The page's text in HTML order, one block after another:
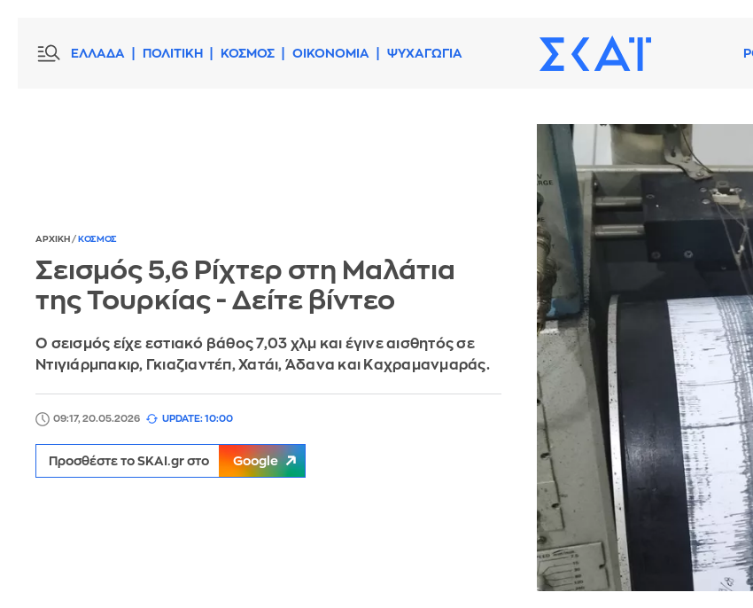
ΕΛΛΑΔΑ ΠΟΛΙΤΙΚΗ ΚΟΣΜΟΣ ΟΙΚΟΝΟΜΙΑ ΨΥΧΑΓΩΓΙΑ
ΑΡΧΙΚΗ / ΚΟΣΜΟΣ
Σεισμός 5,6 Ρίχτερ στη Μαλάτια
της Τουρκίας - Δείτε βίντεο
Ο σεισμός είχε εστιακό βάθος 7,03 χλμ και έγινε αισθητός σε
Ντιγιάρμπακιρ, Γκιαζιαντέπ, Χατάι, Άδανα και Καχραμανμαράς.
09:17, 20.05.2026 UPDATE: 10:00
Προσθέστε το SKAI.gr στο Google